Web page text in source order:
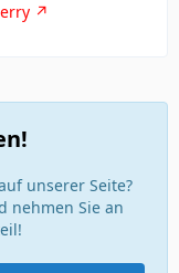
unserer Seite?
nehmen Sie an